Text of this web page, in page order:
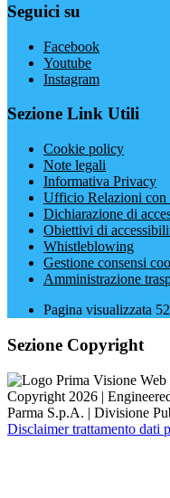
Seguici su
Facebook
Youtube
Instagram
Sezione Link Utili
Cookie policy
Note legali
Informativa Privacy
Ufficio Relazioni con
Dichiarazione di
Obiettivi di
Whistleblowing
Gestione consensi
Amministrazione
Pagina visualizzata
Sezione Copyright
Copyright 2026 |
Parma S.p.A. | Divisione
Disclaimer trattamento dati